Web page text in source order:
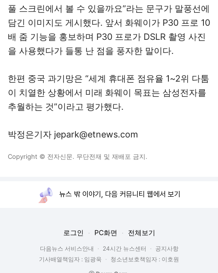
풀 스크린에서 볼 수 있을까요”라는 문구가 말풍선에
담긴 이미지도 게시했다. 앞서 화웨이가 P30 프로 10
배 줌 기능을 홍보하며 P30 프로가 DSLR 촬영 사진
을 사용했다가 들통 난 점을 풍자한 말이다.
한편 중국 과기망은 “세계 휴대폰 점유율 1~2위 다툼
이 치열한 상황에서 미래 화웨이 목표는 삼성전자를
추월하는 것”이라고 평가했다.
박정은기자 jepark@etnews.com
Copyright © 전자신문. 무단전재 및 재배포 금지.
뉴스 밖 이야기, 다음 커뮤니티 웹에서 보기
로그인 PC화면 전체보기
다음뉴스 서비스안내 24시간 뉴스센터
공지사항
기사배열책임자 : 임광욱
청소년보호책임자 : 이호원